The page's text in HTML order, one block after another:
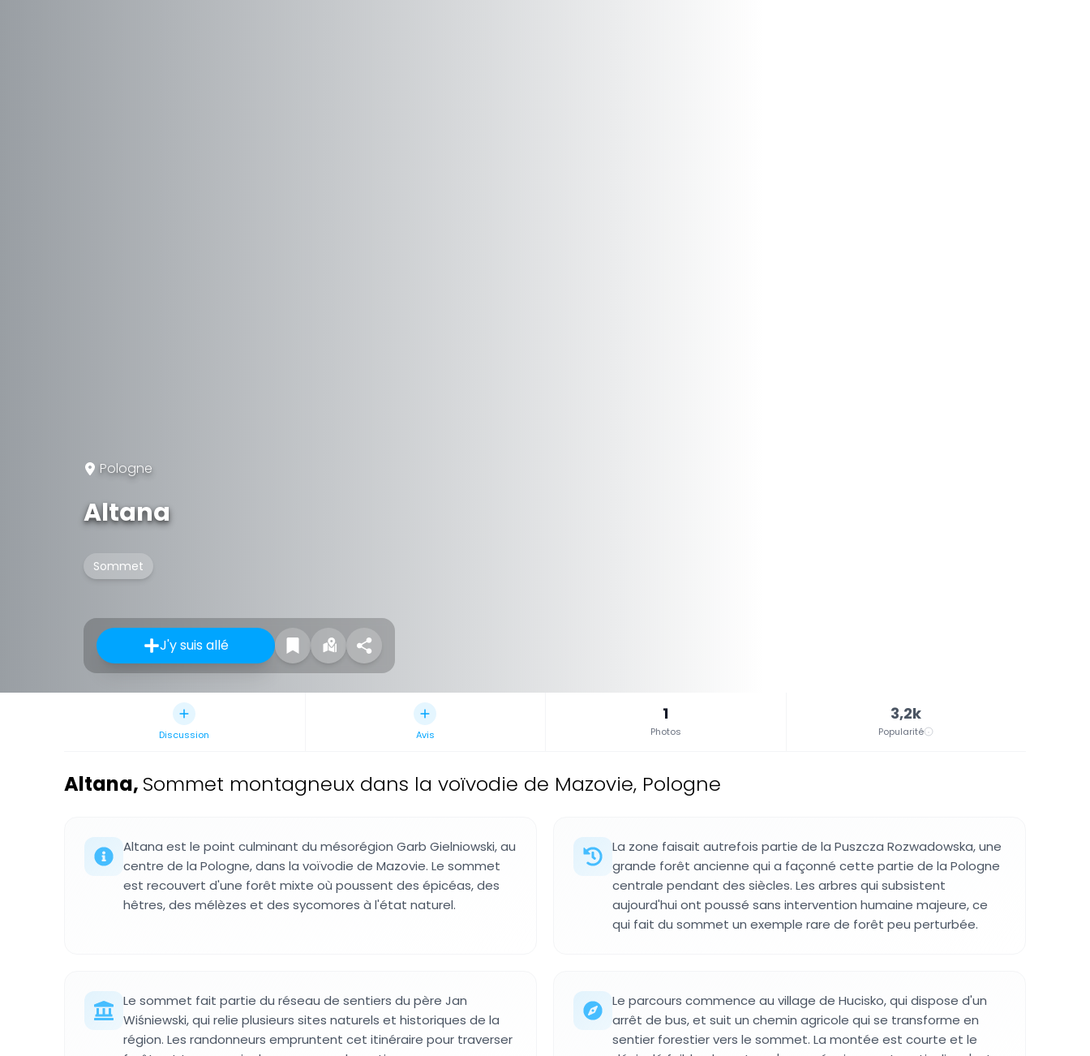
Pologne
Altana
Sommet
J'y suis allé
Discussion Avis
1
Photos
3,2k
Popularité
Altana, Sommet montagneux dans la voïvodie de Mazovie, Pologne
Altana est le point culminant du mésorégion Garb Gielniowski, au
centre de la Pologne, dans la voïvodie de Mazovie. Le sommet
est recouvert d'une forêt mixte où poussent des épicéas, des
hêtres, des mélèzes et des sycomores à l'état naturel.
La zone faisait autrefois partie de la Puszcza Rozwadowska, une
grande forêt ancienne qui a façonné cette partie de la Pologne
centrale pendant des siècles. Les arbres qui subsistent
aujourd'hui ont poussé sans intervention humaine majeure, ce
qui fait du sommet un exemple rare de forêt peu perturbée.
Le sommet fait partie du réseau de sentiers du père Jan
Wiśniewski, qui relie plusieurs sites naturels et historiques de la
région. Les randonneurs empruntent cet itinéraire pour traverser
Le parcours commence au village de Hucisko, qui dispose d'un
arrêt de bus, et suit un chemin agricole qui se transforme en
sentier forestier vers le sommet. La montée est courte et le